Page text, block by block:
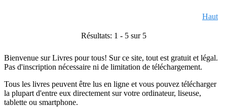
Haut
Résultats: 1 - 5 sur 5
Bienvenue sur Livres pour tous! Sur ce site, tout est gratuit et légal.
Pas d'inscription nécessaire ni de limitation de téléchargement.
Tous les livres peuvent être lus en ligne et vous pouvez télécharger
la plupart d'entre eux directement sur votre ordinateur, liseuse,
tablette ou smartphone.